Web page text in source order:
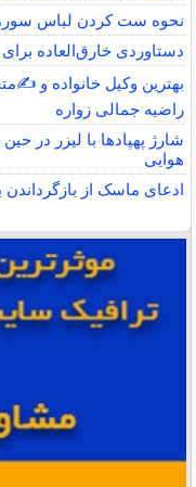
نحوه ست کردن لباس
دستاوردی خارق‌العاده
بهترین وکیل خانواده و
راضیه جمالی زواره
شارژ پهپادها با لیزر در
هوایی
ادعای ماسک از بازگرداندن